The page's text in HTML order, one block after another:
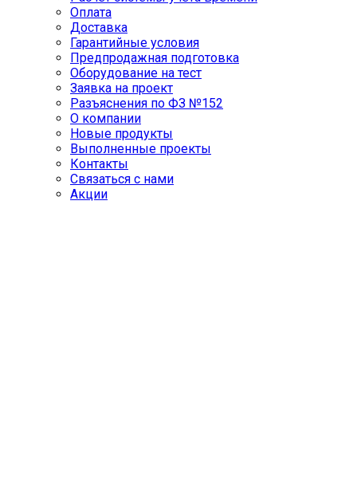
Оплата
Доставка
Гарантийные условия
Предпродажная подготовка
Оборудование на тест
Заявка на проект
Разъяснения по ФЗ №152
О компании
Новые продукты
Выполненные проекты
Контакты
Связаться с нами
Акции